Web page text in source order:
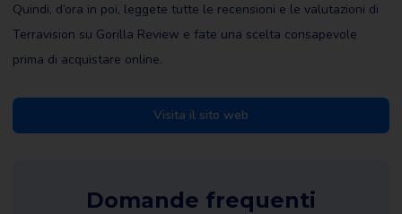
Quindi, d’ora in poi, leggete tutte le recensioni e le valutazioni di
Terravision su Gorilla Review e fate una scelta consapevole
prima di acquistare online.
Visita il sito web
Domande frequenti